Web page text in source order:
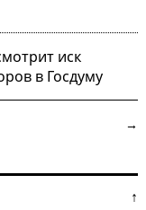
иск
в Госдуму
новости →
↑